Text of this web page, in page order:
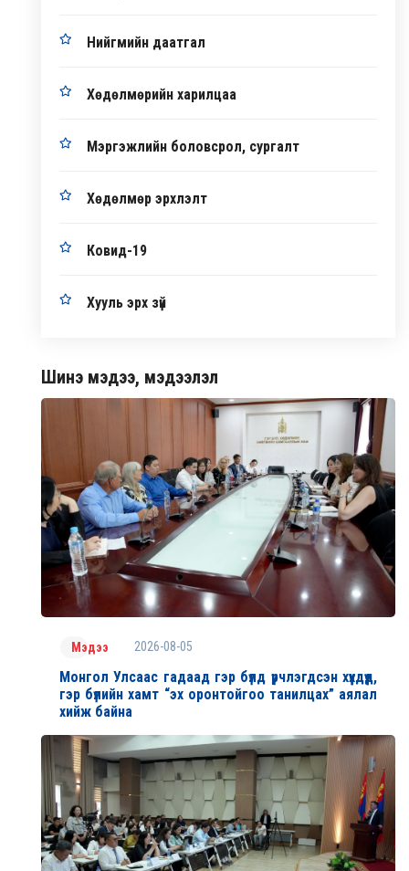
Нийгмийн даатгал
Хөдөлмөрийн харилцаа
Мэргэжлийн боловсрол, сургалт
Хөдөлмөр эрхлэлт
Ковид-19
Хууль эрх зүй
Шинэ мэдээ, мэдээлэл
Мэдээ 2026-08-05
Монгол Улсаас гадаад гэр бүлд үрчлэгдсэн хүүхдүүд,
гэр бүлийн хамт “эх оронтойгоо танилцах” аялал
хийж байна